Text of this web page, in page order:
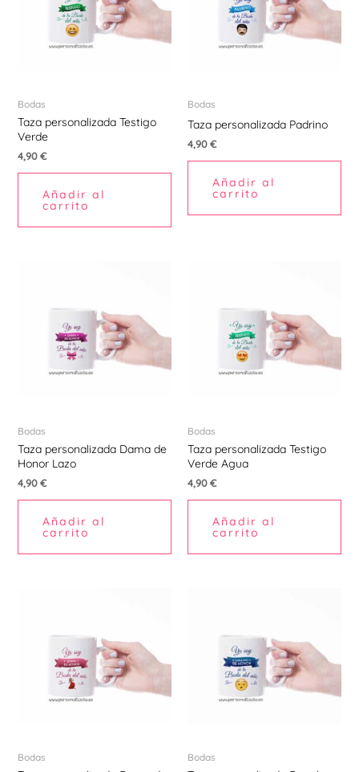
Bodas
Taza personalizada Testigo
Verde
4,90€
Añadir al
carrito
Bodas
Taza personalizada Padrino
4,90€
Añadir al
carrito
Bodas
Taza personalizada Dama de
Honor Lazo
4,90€
Añadir al
carrito
Bodas
Taza personalizada Testigo
Verde Agua
4,90€
Añadir al
carrito
Bodas Bodas